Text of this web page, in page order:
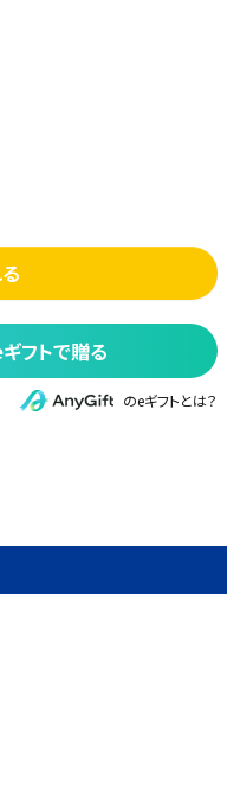
フトで贈る
のeギフトとは？